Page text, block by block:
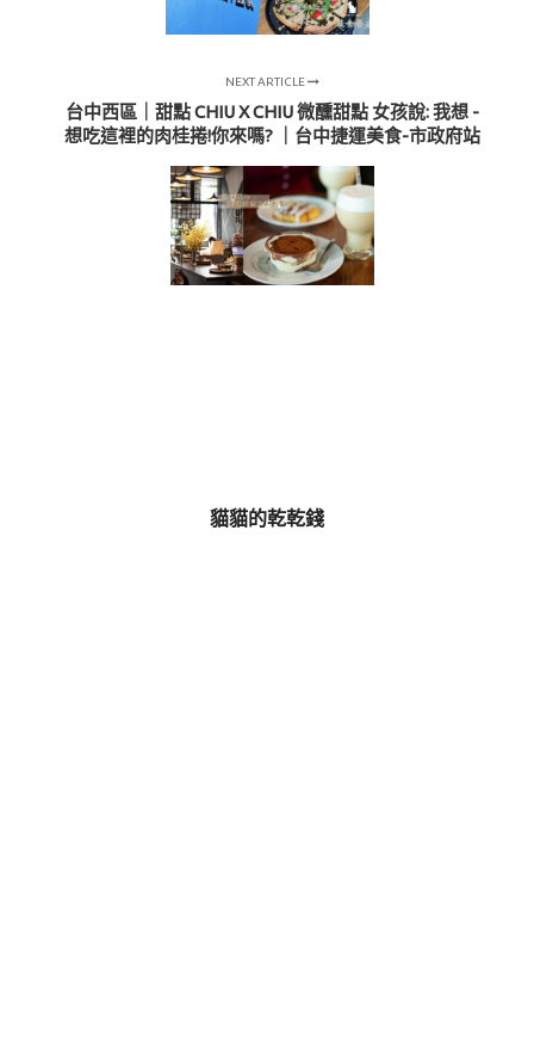
NEXT ARTICLE
台中西區｜甜點 CHIU X CHIU 微醺甜點 女孩說: 我想 -
想吃這裡的肉桂捲!你來嗎? ｜台中捷運美食-市政府站
貓貓的乾乾錢